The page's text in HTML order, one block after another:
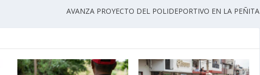
AVANZA PROYECTO DEL POLIDEPORTIVO EN LA PEÑITA